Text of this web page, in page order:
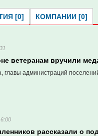
[0] КОМПАНИИ [0]
ветеранам вручили
главы администраций
рассказали о